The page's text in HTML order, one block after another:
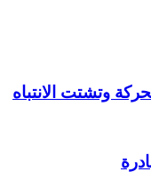
وتشتت الانتباه